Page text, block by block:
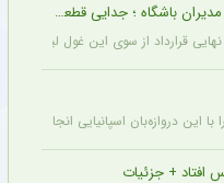
باشگاه ؛ جدایی قطعی است !
قرارداد از سوی این غول لیگ
انجام داده و قرار است مذاکرات اوایل هفته نهایی
افتاد + جزئیات